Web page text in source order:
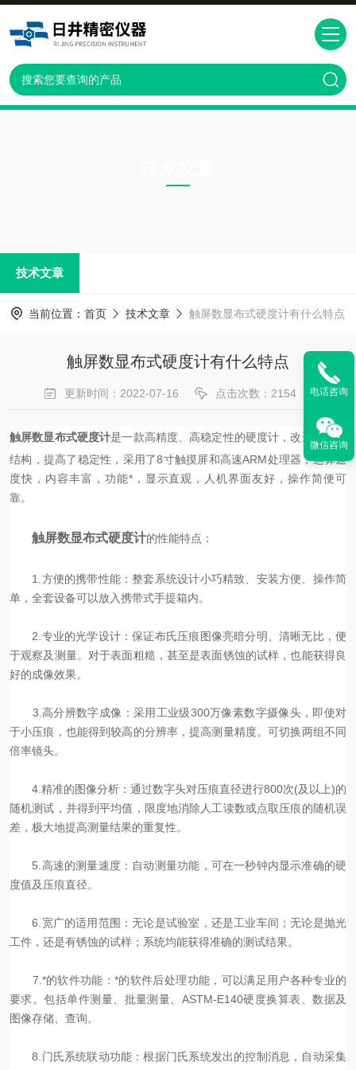
技术文章
当前位置： 首页 技术文章 触屏数显布式硬度计有什么特点
触屏数显布式硬度计有什么特点
更新时间：2022-07-16 点击次数：2154
触屏数显布式硬度计是一款高精度、高稳定性的硬度计，改进了机械
结构，提高了稳定性，采用了8寸触摸屏和高速ARM处理器，运算速
度快，内容丰富，功能*，显示直观，人机界面友好，操作简便可
靠。
触屏数显布式硬度计的性能特点：
1.方便的携带性能：整套系统设计小巧精致、安装方便、操作简
单，全套设备可以放入携带式手提箱内。
2.专业的光学设计：保证布氏压痕图像亮暗分明、清晰无比，便
于观察及测量。对于表面粗糙，甚至是表面锈蚀的试样，也能获得良
好的成像效果。
3.高分辨数字成像：采用工业级300万像素数字摄像头，即使对
于小压痕，也能得到较高的分辨率，提高测量精度。可切换两组不同
倍率镜头。
4.精准的图像分析：通过数字头对压痕直径进行800次(及以上)的
随机测试，并得到平均值，限度地消除人工读数或点取压痕的随机误
差，极大地提高测量结果的重复性。
5.高速的测量速度：自动测量功能，可在一秒钟内显示准确的硬
度值及压痕直径。
6.宽广的适用范围：无论是试验室，还是工业车间；无论是抛光
工件，还是有锈蚀的试样；系统均能获得准确的测试结果。
7.*的软件功能：*的软件后处理功能，可以满足用户各种专业的
要求。包括单件测量、批量测量、ASTM-E140硬度换算表、数据及
图像存储、查询。
8.门氏系统联动功能：根据门氏系统发出的控制消息，自动采集
电话咨询
微信咨询